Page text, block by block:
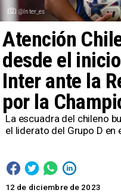
@Inter_es
Atención
desde el
Inter ante la
por la
12 de diciembre de 2023
La escuadra del chileno
el liderato del Grupo D